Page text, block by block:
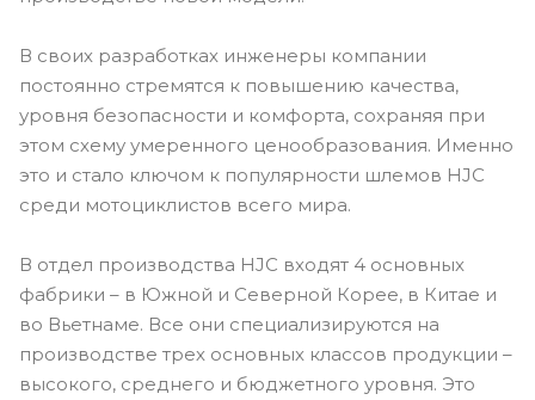
В своих разработках инженеры компании
постоянно стремятся к повышению качества,
уровня безопасности и комфорта, сохраняя при
этом схему умеренного ценообразования. Именно
это и стало ключом к популярности шлемов HJC
среди мотоциклистов всего мира.
В отдел производства HJC входят 4 основных
фабрики – в Южной и Северной Корее, в Китае и
во Вьетнаме. Все они специализируются на
производстве трех основных классов продукции –
высокого, среднего и бюджетного уровня. Это